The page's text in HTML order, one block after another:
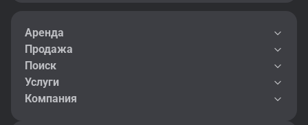
Аренда
Продажа
Поиск
Услуги
Компания